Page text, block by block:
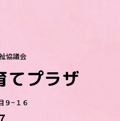
協議会
てプラザ
９−１６